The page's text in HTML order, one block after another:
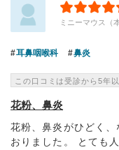
ミニーマウス（
耳鼻咽喉科 鼻炎
この口コミは受診から5年
花粉、鼻炎
花粉、鼻炎がひどく
おりました。 とても